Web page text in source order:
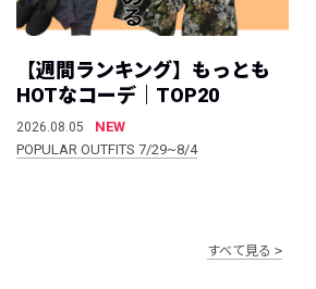
【週間ランキング】もっとも
HOTなコーデ｜TOP20
2026.08.05
NEW
POPULAR OUTFITS 7/29~8/4
すべて見る